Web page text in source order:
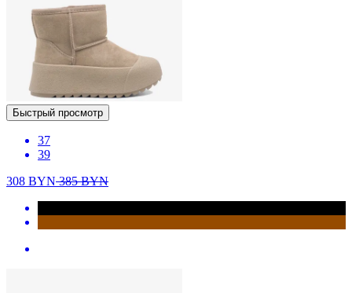
Быстрый просмотр
37
39
308 BYN385BYN